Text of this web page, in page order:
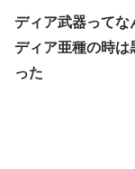
ディア武器ってな
ディア亜種の時は
った